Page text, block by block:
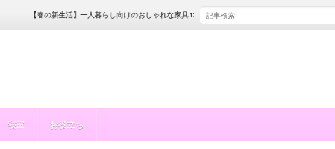
寝室 お役立ち
【春の新生活】一人暮らし向けのおしゃれな家具12選！選び方のコツも伝授